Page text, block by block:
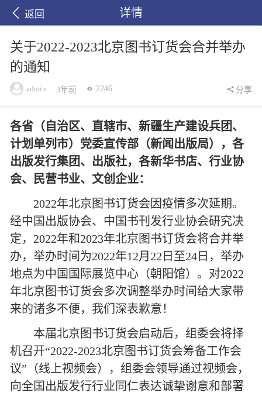
返回 详情
关于2022-2023北京图书订货会合并举办
的通知
admin 3年前 2246 分享
各省（自治区、直辖市、新疆生产建设兵团、
计划单列市）党委宣传部（新闻出版局），各
出版发行集团、出版社，各新华书店、行业协
会、民营书业、文创企业：
2022年北京图书订货会 因疫情多次延期。
经中国出版协会、中国书刊发行业协会研究决
定， 2022年和2023年北京图书订货会将合并举
办，举办时间为2022年12月22日至24日，举办
地点为中国国际展览中心（朝阳馆）。对2022
年北京图书订货会多次调整举办时间给大家带
来的诸多不便，我们深表歉意！
本届北京图书订货会启动后，组委会将择
机召开“2022-2023北京图书订货会筹备工作会
议”（线上视频会）， 组委会领导通过视频会，
向全国出版发行行业同仁表达诚挚谢意和部署